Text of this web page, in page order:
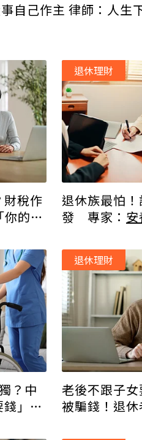
自己作主 律師：人生
財稅作
的錢
退休族最怕
發 專家：
退休理財
？中
」擁
老後不跟子
被騙錢！退
退休理財